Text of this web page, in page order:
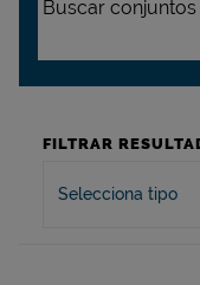
FILTRAR
Selecciona tipo